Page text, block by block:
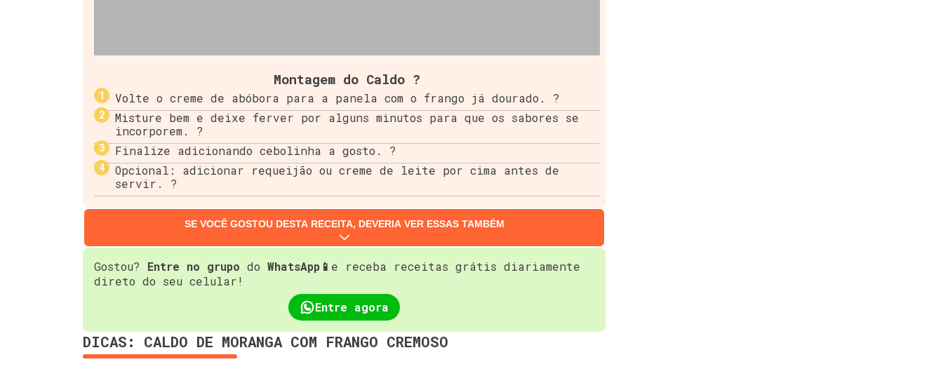
Montagem do Caldo ?
Volte o creme de abóbora para a panela com o frango já dourado. ?
Misture bem e deixe ferver por alguns minutos para que os sabores se
incorporem. ?
Finalize adicionando cebolinha a gosto. ?
Opcional: adicionar requeijão ou creme de leite por cima antes de
servir. ?
SE VOCÊ GOSTOU DESTA RECEITA, DEVERIA VER ESSAS TAMBÉM
Gostou? Entre no grupo do WhatsApp📱 e receba receitas grátis diariamente
direto do seu celular!
Entre agora
DICAS: CALDO DE MORANGA COM FRANGO CREMOSO